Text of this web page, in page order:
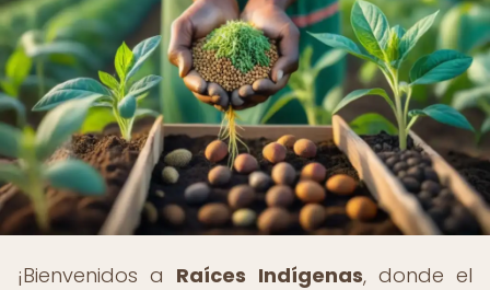
¡Bienvenidos a Raíces Indígenas, donde el